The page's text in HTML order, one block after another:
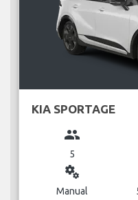
KIA SPORTAGE
group
5
miscellaneous_services
Manual